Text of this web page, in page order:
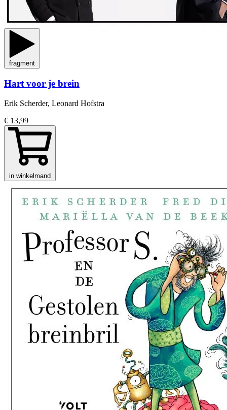
fragment
Hart voor je brein
Erik Scherder, Leonard Hofstra
€ 13,99
in winkelmand